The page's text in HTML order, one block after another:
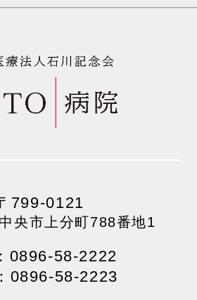
799-0121
央市上分町788番地1
0896-58-2222
0896-58-2223